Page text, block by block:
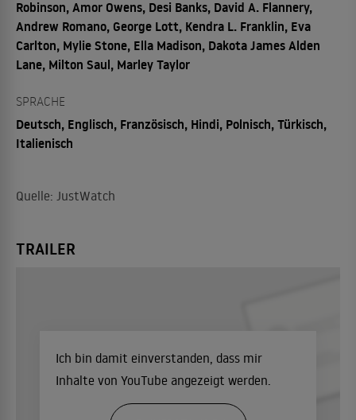
Robinson, Amor Owens, Desi Banks, David A. Flannery,
Andrew Romano, George Lott, Kendra L. Franklin, Eva
Carlton, Mylie Stone, Ella Madison, Dakota James Alden
Lane, Milton Saul, Marley Taylor
SPRACHE
Deutsch, Englisch, Französisch, Hindi, Polnisch, Türkisch,
Italienisch
Quelle: JustWatch
TRAILER
Ich bin damit einverstanden, dass mir
Inhalte von YouTube angezeigt werden.